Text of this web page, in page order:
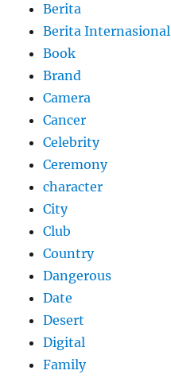
Berita
Berita Internasional
Book
Brand
Camera
Cancer
Celebrity
Ceremony
character
City
Club
Country
Dangerous
Date
Desert
Digital
Family